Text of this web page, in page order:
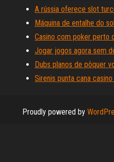
A rússia oferece slot
Máquina de entalhe do
Casino com poker perto
Jogar jogos agora sem
Dubs planos de pôquer
Sirenis punta cana casino
Proudly powered by